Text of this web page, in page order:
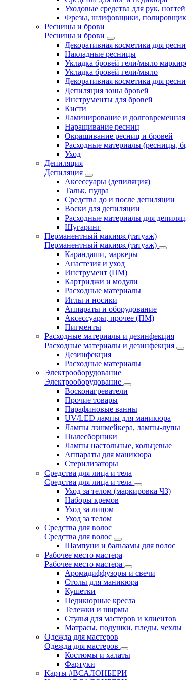
Уходовые средства для рук,
Фрезы, шлифовщики,
Ресницы и брови
Ресницы и брови
Декоративная косметика для
Накладные ресницы
Укладка бровей гели/мыло
Укладка бровей гели/мыло
Декоративная косметика для
Депиляция зоны бровей
Инструменты для бровей
Кисти
Ламинирование и долговременная
Наращивание ресниц
Окрашивание ресниц и бровей
Расходные материалы (ресницы,
Уход
Депиляция
Депиляция
Аксессуары (депиляция)
Тальк, пудра
Средства до и после депиляции
Воски для депиляции
Расходные материалы для
Шугаринг
Перманентный макияж (татуаж)
Перманентный макияж (татуаж)
Карандаши, маркеры
Анастезия и уход
Инструмент (ПМ)
Картриджи и модули
Расходные материалы
Иглы и носики
Аппараты и оборудование
Аксессуары, прочее (ПМ)
Пигменты
Расходные материалы и дезинфекция
Расходные материалы и дезинфекция
Дезинфекция
Расходные материалы
Электрооборудование
Электрооборудование
Восконагреватели
Прочие товары
Парафиновые ванны
UV/LED лампы для маникюра
Лампы лэшмейкера, лампы-лупы
Пылесборники
Лампы настольные, кольцевые
Аппараты для маникюра
Стерилизаторы
Средства для лица и тела
Средства для лица и тела
Уход за телом (маркировка ЧЗ)
Наборы кремов
Уход за лицом
Уход за телом
Средства для волос
Средства для волос
Шампуни и бальзамы для волос
Рабочее место мастера
Рабочее место мастера
Аромадиффузоры и свечи
Столы для маникюра
Кушетки
Педикюрные кресла
Тележки и ширмы
Стулья для мастеров и клиентов
Матрасы, подушки, пледы, чехлы
Одежда для мастеров
Одежда для мастеров
Костюмы и халаты
Фартуки
Карты #ВСАЛОНБЕРИ